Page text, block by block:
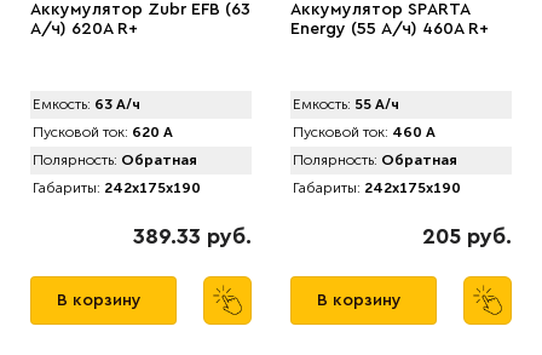
Аккумулятор Zubr EFB (63
А/ч) 620А R+
Емкость: 63 А/ч
Пусковой ток: 620 А
Полярность: Обратная
Габариты: 242x175x190
389.33 руб.
В корзину
Аккумулятор SPАRTA
Energy (55 А/ч) 460A R+
Емкость: 55 А/ч
Пусковой ток: 460 А
Полярность: Обратная
Габариты: 242x175x190
205 руб.
В корзину